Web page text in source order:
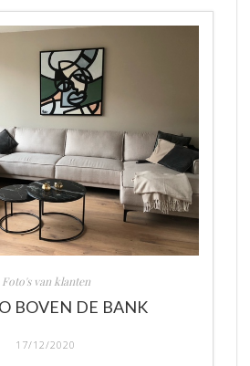
Foto's van klanten
BOVEN DE BANK
17/12/2020